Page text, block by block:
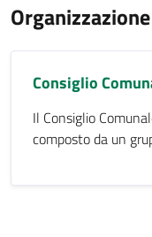
Consiglio
Il Consiglio
composto da un